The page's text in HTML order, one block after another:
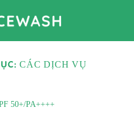
CÁC DỊCH VỤ
50+/PA++++